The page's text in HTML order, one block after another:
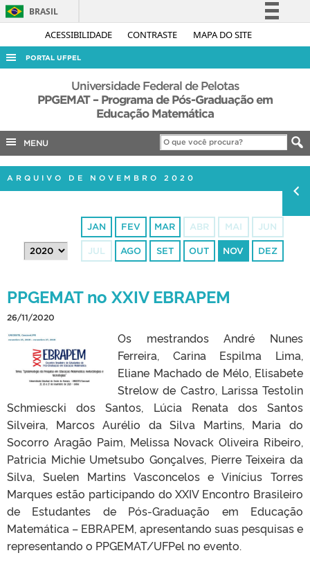
ACESSIBILIDADE CONTRASTE MAPA DO SITE
BRASIL
Simplifique!
Acesso à informação
Legislação
Canais
PORTAL UFPEL
ACESSO À INFORMAÇÃO
AUDITORIA
EDITAIS
PORTARIAS
Universidade Federal de Pelotas
PPGEMAT – Programa de Pós-Graduação em
Educação Matemática
MENU
ARQUIVO DE NOVEMBRO 2020
JAN FEV MAR ABR MAI JUN
JUL AGO SET OUT NOV DEZ
PPGEMAT no XXIV EBRAPEM
26/11/2020
Os mestrandos André Nunes
Ferreira, Carina Espilma Lima,
Eliane Machado de Mélo, Elisabete
Strelow de Castro, Larissa Testolin
Schmiescki dos Santos, Lúcia Renata dos Santos
Silveira, Marcos Aurélio da Silva Martins, Maria do
Socorro Aragão Paim, Melissa Novack Oliveira Ribeiro,
Patricia Michie Umetsubo Gonçalves, Pierre Teixeira da
Silva, Suelen Martins Vasconcelos e Vinícius Torres
Marques estão participando do XXIV Encontro Brasileiro
de Estudantes de Pós-Graduação em Educação
Matemática – EBRAPEM, apresentando suas pesquisas e
representando o PPGEMAT/UFPel no evento.